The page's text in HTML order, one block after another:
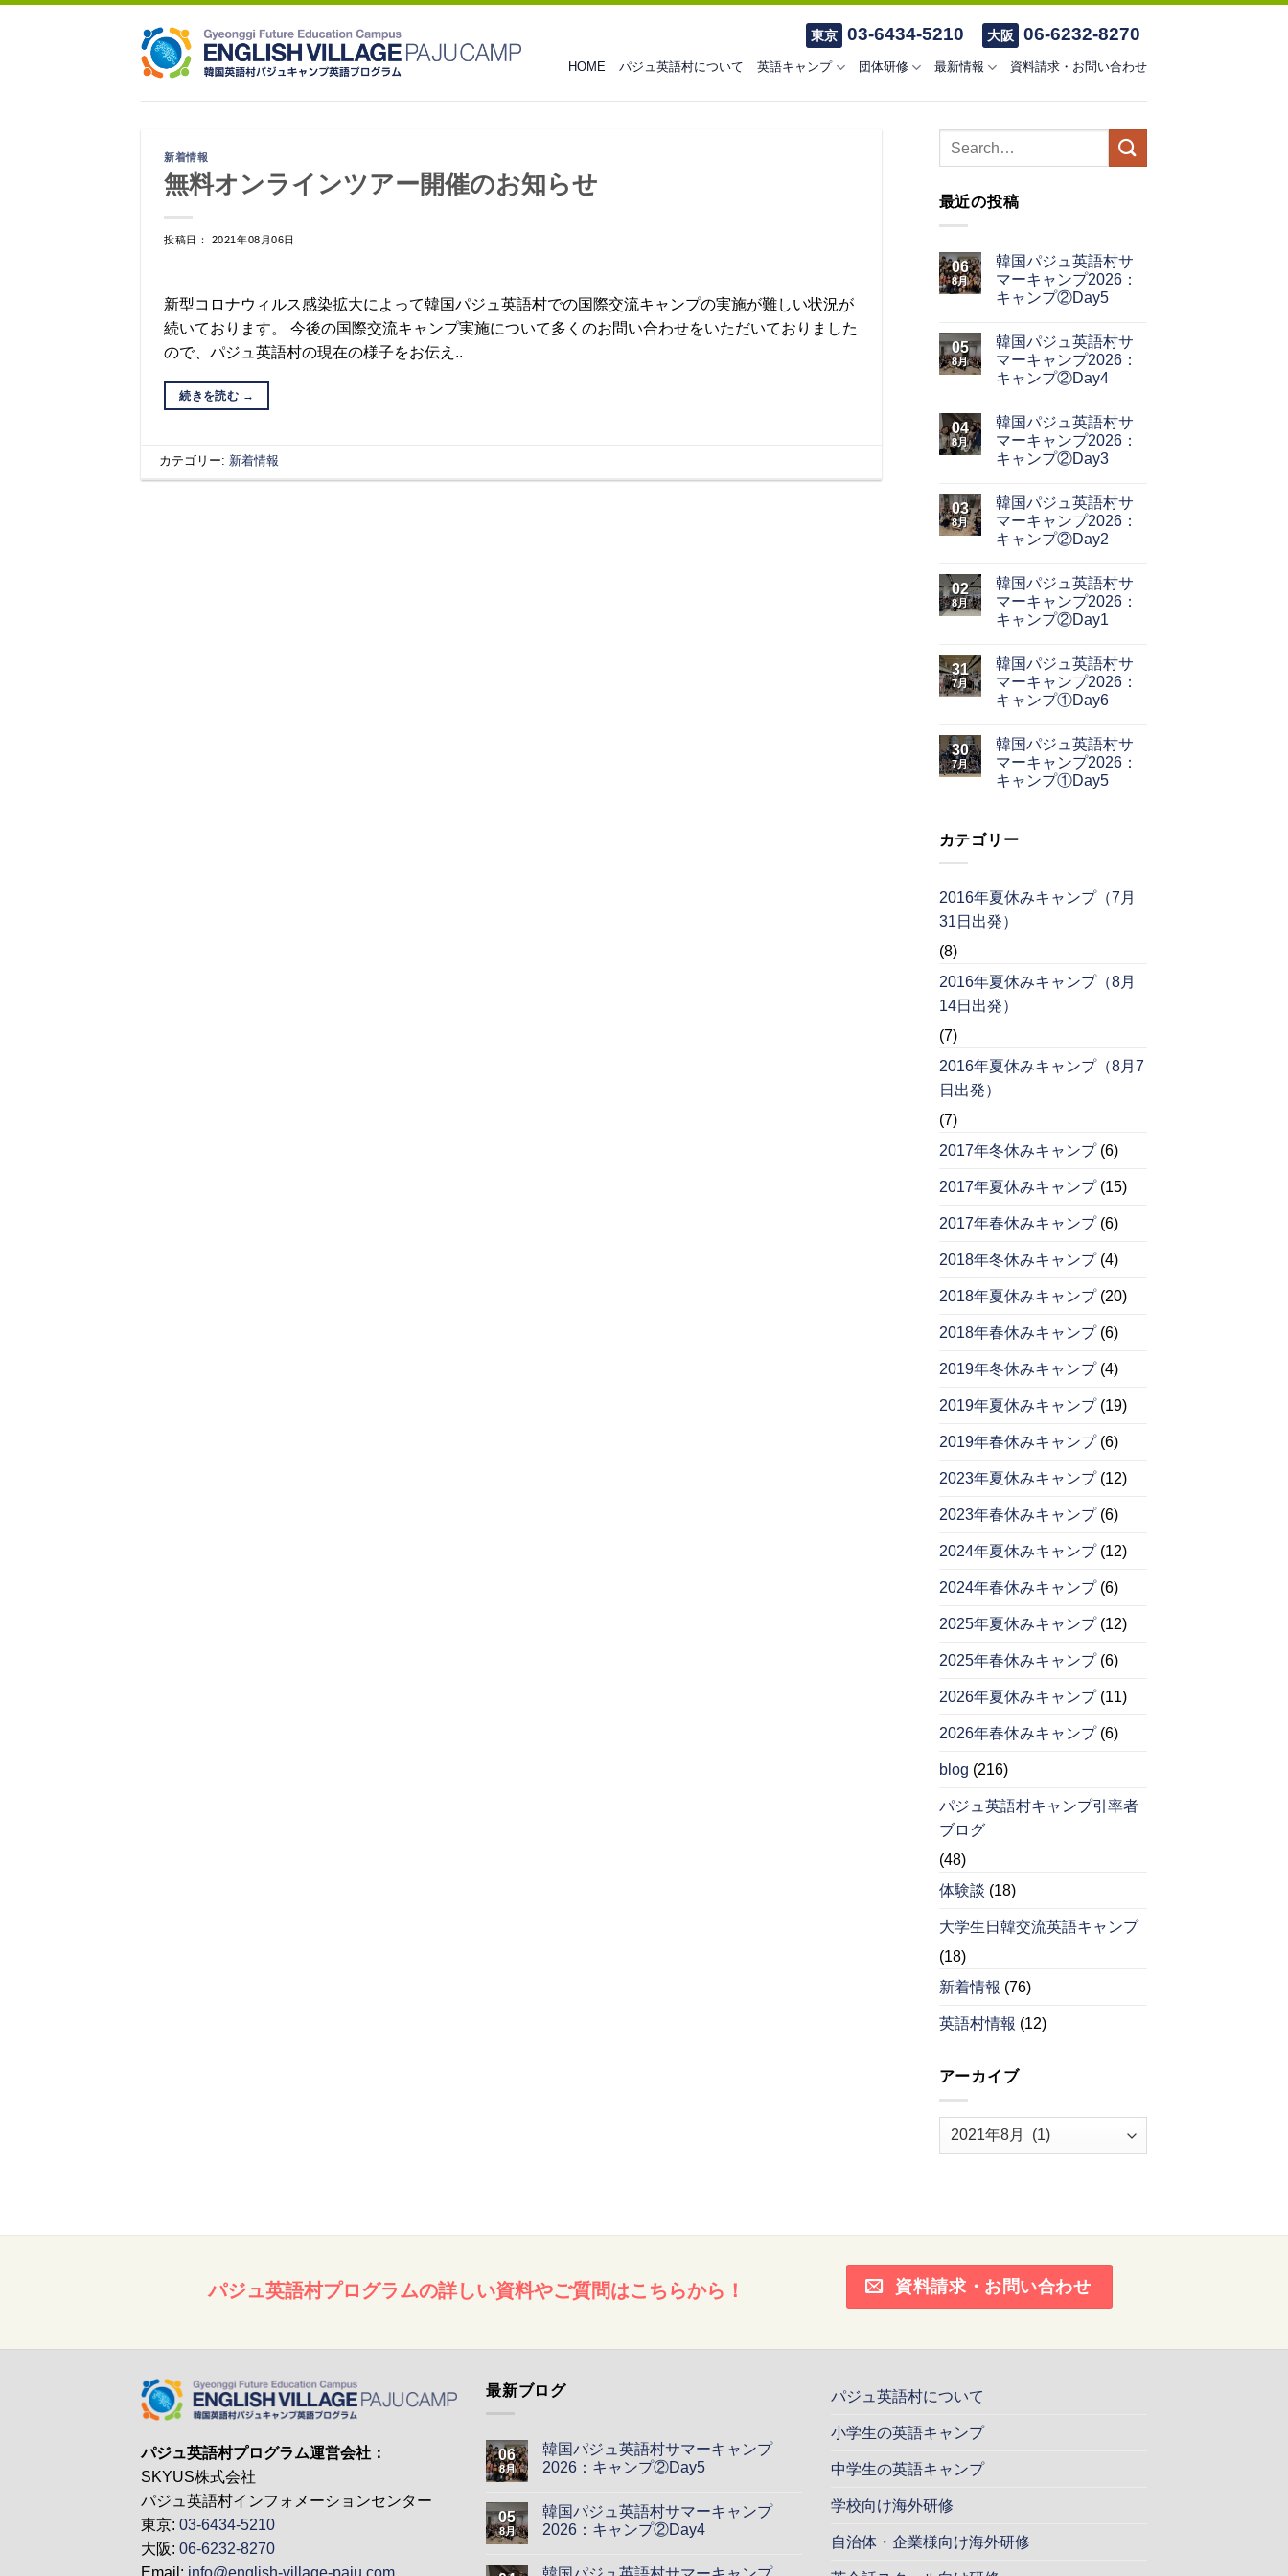
東京 03-6434-5210 大阪 06-6232-8270
HOME パジュ英語村について 英語キャンプ 団体研修 最新情報 資料請求・お問い合わせ
新着情報
無料オンラインツアー開催のお知らせ
投稿日： 2021年08月06日
新型コロナウィルス感染拡大によって韓国パジュ英語村での国際交流キャンプの実施が難しい状況が
続いております。 今後の国際交流キャンプ実施について多くのお問い合わせをいただいておりました
ので、パジュ英語村の現在の様子をお伝え..
続きを読む →
カテゴリー: 新着情報
最近の投稿
06
8月
韓国パジュ英語村サ
マーキャンプ2026：
キャンプ②Day5
05
8月
韓国パジュ英語村サ
マーキャンプ2026：
キャンプ②Day4
04
8月
韓国パジュ英語村サ
マーキャンプ2026：
キャンプ②Day3
03
8月
韓国パジュ英語村サ
マーキャンプ2026：
キャンプ②Day2
02
8月
韓国パジュ英語村サ
マーキャンプ2026：
キャンプ②Day1
31
7月
韓国パジュ英語村サ
マーキャンプ2026：
キャンプ①Day6
30
7月
韓国パジュ英語村サ
マーキャンプ2026：
キャンプ①Day5
カテゴリー
2016年夏休みキャンプ（7月
31日出発）
(8)
2016年夏休みキャンプ（8月
14日出発）
(7)
2016年夏休みキャンプ（8月7
日出発）
(7)
2017年冬休みキャンプ(6)
2017年夏休みキャンプ(15)
2017年春休みキャンプ(6)
2018年冬休みキャンプ(4)
2018年夏休みキャンプ(20)
2018年春休みキャンプ(6)
2019年冬休みキャンプ(4)
2019年夏休みキャンプ(19)
2019年春休みキャンプ(6)
2023年夏休みキャンプ(12)
2023年春休みキャンプ(6)
2024年夏休みキャンプ(12)
2024年春休みキャンプ(6)
2025年夏休みキャンプ(12)
2025年春休みキャンプ(6)
2026年夏休みキャンプ(11)
2026年春休みキャンプ(6)
blog (216)
パジュ英語村キャンプ引率者
ブログ
(48)
体験談 (18)
大学生日韓交流英語キャンプ
(18)
新着情報 (76)
英語村情報 (12)
アーカイブ
パジュ英語村プログラムの詳しい資料やご質問はこちらから！ 資料請求・お問い合わせ
パジュ英語村プログラム運営会社：
SKYUS株式会社
パジュ英語村インフォメーションセンター
東京: 03-6434-5210
大阪: 06-6232-8270
Email: info@english-village-paju.com
最新ブログ
06
8月
韓国パジュ英語村サマーキャンプ
2026：キャンプ②Day5
05
8月
韓国パジュ英語村サマーキャンプ
2026：キャンプ②Day4
パジュ英語村について
小学生の英語キャンプ
中学生の英語キャンプ
学校向け海外研修
自治体・企業様向け海外研修